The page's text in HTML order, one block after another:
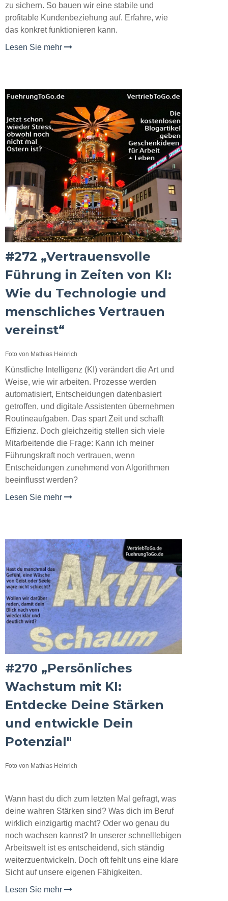
zu sichern. So bauen wir eine stabile und
profitable Kundenbeziehung auf. Erfahre, wie
das konkret funktionieren kann.
Lesen Sie mehr
#272 „Vertrauensvolle
Führung in Zeiten von KI:
Wie du Technologie und
menschliches Vertrauen
vereinst“
Foto von Mathias Heinrich
Künstliche Intelligenz (KI) verändert die Art und
Weise, wie wir arbeiten. Prozesse werden
automatisiert, Entscheidungen datenbasiert
getroffen, und digitale Assistenten übernehmen
Routineaufgaben. Das spart Zeit und schafft
Effizienz. Doch gleichzeitig stellen sich viele
Mitarbeitende die Frage: Kann ich meiner
Führungskraft noch vertrauen, wenn
Entscheidungen zunehmend von Algorithmen
beeinflusst werden?
Lesen Sie mehr
#270 „Persönliches
Wachstum mit KI:
Entdecke Deine Stärken
und entwickle Dein
Potenzial"
Foto von Mathias Heinrich
Wann hast du dich zum letzten Mal gefragt, was
deine wahren Stärken sind? Was dich im Beruf
wirklich einzigartig macht? Oder wo genau du
noch wachsen kannst? In unserer schnelllebigen
Arbeitswelt ist es entscheidend, sich ständig
weiterzuentwickeln. Doch oft fehlt uns eine klare
Sicht auf unsere eigenen Fähigkeiten.
Lesen Sie mehr